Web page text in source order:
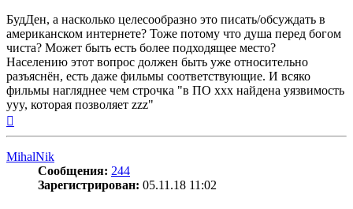
БудДен, а насколько целесообразно это писать/обсуждать в
американском интернете? Тоже потому что душа перед богом
чиста? Может быть есть более подходящее место?
Населению этот вопрос должен быть уже относительно
разъяснён, есть даже фильмы соответствующие. И всяко
фильмы нагляднее чем строчка "в ПО xxx найдена уязвимость
yyy, которая позволяет zzz"
MihalNik
Сообщения: 244
Зарегистрирован: 05.11.18 11:02